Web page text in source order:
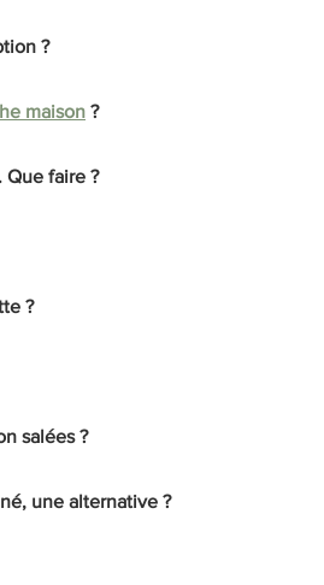
?
maison ?
Que faire ?
?
salées ?
une alternative ?